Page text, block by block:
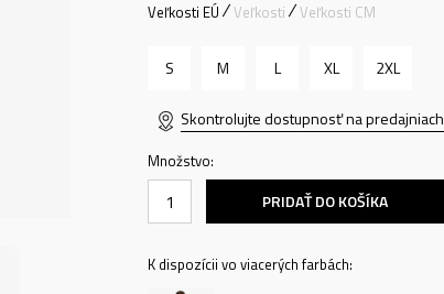
Veľkosti EÚ Veľkosti Veľkosti CM
S M L XL 2XL
Skontrolujte dostupnosť na predajniach
Množstvo:
PRIDAŤ DO KOŠÍKA
K dispozícii vo viacerých farbách: